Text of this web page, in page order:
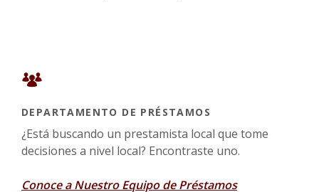
DEPARTAMENTO DE PRÉSTAMOS
¿Está buscando un prestamista local que tome
decisiones a nivel local? Encontraste uno.
Conoce a Nuestro Equipo de Préstamos